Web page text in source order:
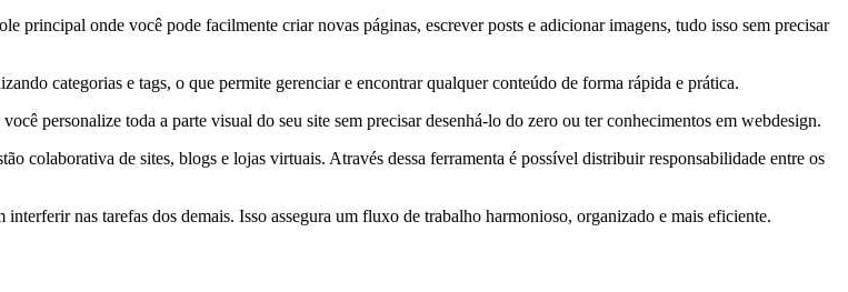
onde você pode facilmente criar novas páginas, escrever posts e adicionar imagens, tudo isso sem precisar
categorias e tags, o que permite gerenciar e encontrar qualquer conteúdo de forma rápida e prática.
personalize toda a parte visual do seu site sem precisar desenhá-lo do zero ou ter conhecimentos em webdesign.
colaborativa de sites, blogs e lojas virtuais. Através dessa ferramenta é possível distribuir responsabilidade entre os
nas tarefas dos demais. Isso assegura um fluxo de trabalho harmonioso, organizado e mais eficiente.